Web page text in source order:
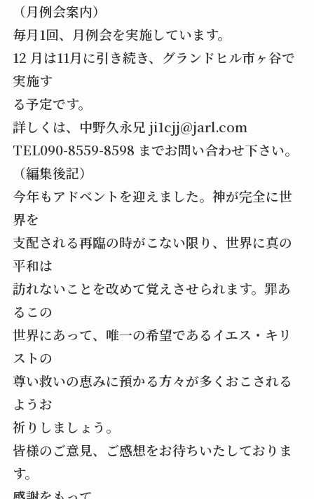
（月例会案内）
毎月1回、月例会を実施しています。
12 月は11月に引き続き、グランドヒル市ヶ谷で
実施す
る予定です。
詳しくは、中野久永兄 ji1cjj@jarl.com
TEL090-8559-8598 までお問い合わせ下さい。
（編集後記）
今年もアドベントを迎えました。神が完全に世
界を
支配される再臨の時がこない限り、世界に真の
平和は
訪れないことを改めて覚えさせられます。罪あ
るこの
世界にあって、唯一の希望であるイエス・キリ
ストの
尊い救いの恵みに預かる方々が多くおこされる
ようお
祈りしましょう。
皆様のご意見、ご感想をお待ちいたしておりま
す。